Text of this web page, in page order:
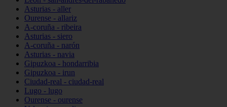
Asturias - aller
Ourense - allariz
A-coruña - ribeira
Asturias - siero
A-coruña - narón
Asturias - navia
Gipuzkoa - hondarribia
Gipuzkoa - irun
Ciudad-real - ciudad-real
Lugo - lugo
Ourense - ourense